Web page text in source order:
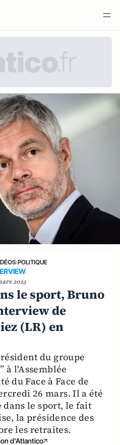
›POLITIQUE
2025
le sport, Bruno
de
(LR) en
du groupe
à l'Assemblée
du Face à Face de
26 mars. Il a été
le sport, le fait
la présidence des
les retraites.
d'Atlantico